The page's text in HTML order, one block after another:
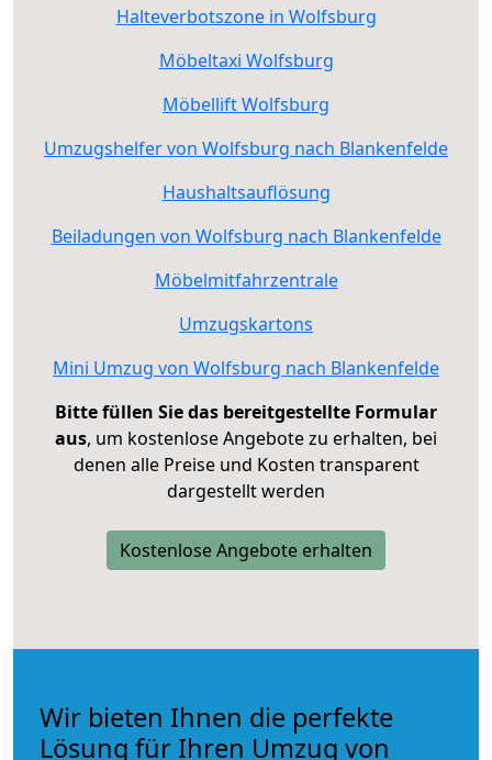
Halteverbotszone in Wolfsburg
Möbeltaxi Wolfsburg
Möbellift Wolfsburg
Umzugshelfer von Wolfsburg nach Blankenfelde
Haushaltsauflösung
Beiladungen von Wolfsburg nach Blankenfelde
Möbelmitfahrzentrale
Umzugskartons
Mini Umzug von Wolfsburg nach Blankenfelde
Bitte füllen Sie das bereitgestellte Formular
aus, um kostenlose Angebote zu erhalten, bei
denen alle Preise und Kosten transparent
dargestellt werden
Kostenlose Angebote erhalten
Wir bieten Ihnen die perfekte
Lösung für Ihren Umzug von